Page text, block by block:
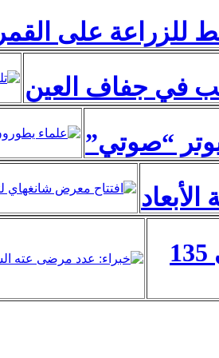
للزراعة على القمر
في جفاف العين
“صوتي”
خبراء: عدد مرضى عته الشيخوخة سيصل إلى 135